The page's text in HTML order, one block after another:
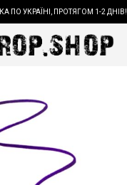
ПО УКРАЇНІ, ПРОТЯГОМ 1-2 ДНІВ!